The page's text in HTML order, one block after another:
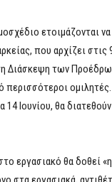
ετοιμάζονται
που αρχίζει
των
Ιουνίου, θα
εργασιακό θα δοθεί